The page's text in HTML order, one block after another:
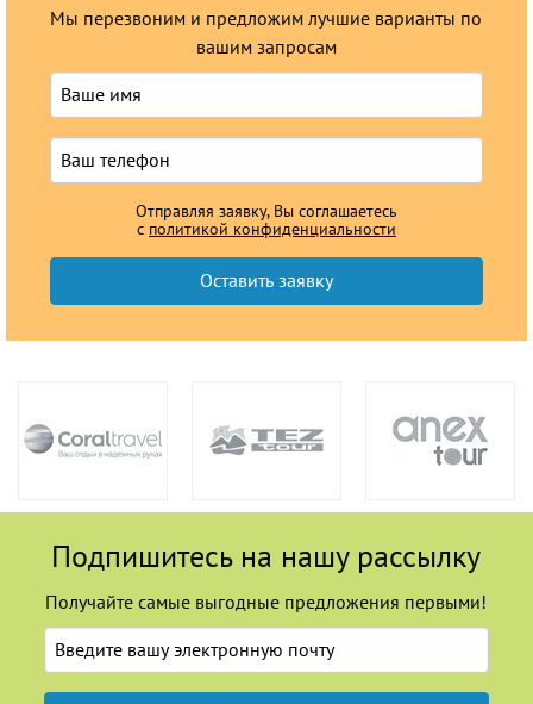
Мы перезвоним и предложим лучшие варианты по
вашим запросам
Отправляя заявку, Вы соглашаетесь
с политикой конфиденциальности
Подпишитесь на нашу рассылку
Получайте самые выгодные предложения первыми!